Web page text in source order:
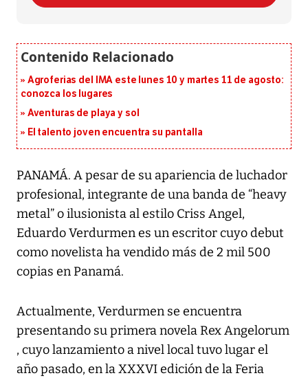
Agroferias del IMA este lunes 10 y martes 11 de agosto:
conozca los lugares
Aventuras de playa y sol
El talento joven encuentra su pantalla​
PANAMÁ. A pesar de su apariencia de luchador
profesional, integrante de una banda de “heavy
metal” o ilusionista al estilo Criss Angel,
Eduardo Verdurmen es un escritor cuyo debut
como novelista ha vendido más de 2 mil 500
copias en Panamá.
Actualmente, Verdurmen se encuentra
presentando su primera novela Rex Angelorum
, cuyo lanzamiento a nivel local tuvo lugar el
año pasado, en la XXXVI edición de la Feria